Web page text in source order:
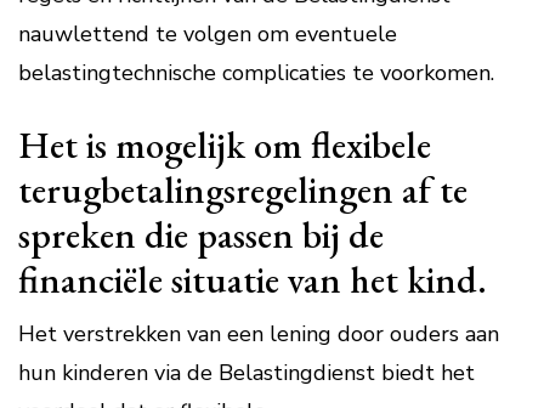
nauwlettend te volgen om eventuele
belastingtechnische complicaties te voorkomen.
Het is mogelijk om flexibele
terugbetalingsregelingen af te
spreken die passen bij de
financiële situatie van het kind.
Het verstrekken van een lening door ouders aan
hun kinderen via de Belastingdienst biedt het